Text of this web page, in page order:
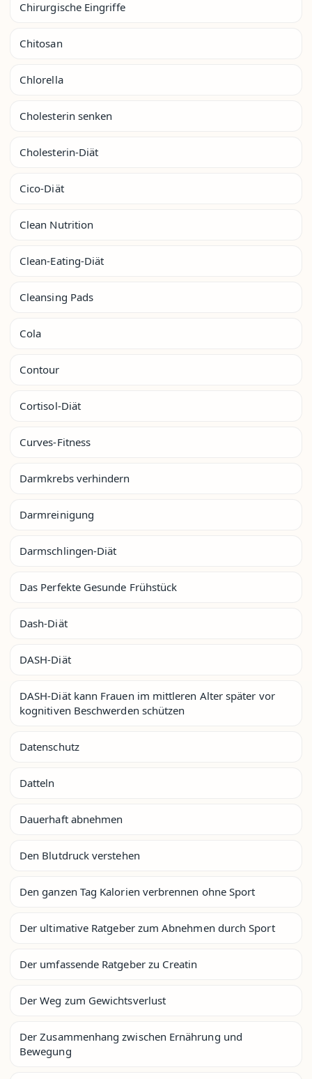
Chirurgische Eingriffe
Chitosan
Chlorella
Cholesterin senken
Cholesterin-Diät
Cico-Diät
Clean Nutrition
Clean-Eating-Diät
Cleansing Pads
Cola
Contour
Cortisol-Diät
Curves-Fitness
Darmkrebs verhindern
Darmreinigung
Darmschlingen-Diät
Das Perfekte Gesunde Frühstück
Dash-Diät
DASH-Diät
DASH-Diät kann Frauen im mittleren Alter später vor
kognitiven Beschwerden schützen
Datenschutz
Datteln
Dauerhaft abnehmen
Den Blutdruck verstehen
Den ganzen Tag Kalorien verbrennen ohne Sport
Der ultimative Ratgeber zum Abnehmen durch Sport
Der umfassende Ratgeber zu Creatin
Der Weg zum Gewichtsverlust
Der Zusammenhang zwischen Ernährung und
Bewegung